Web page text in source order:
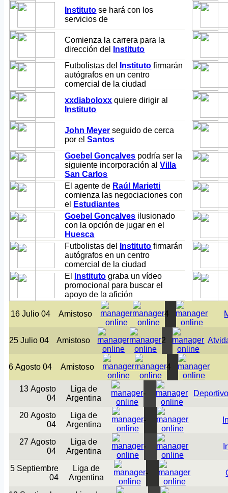
Instituto se hará con los
servicios de
Comienza la carrera para la
dirección del
Instituto
Futbolistas del
Instituto firmarán
autógrafos en un centro
comercial de la ciudad
xxdiaboloxx quiere dirigir al
Instituto
John Meyer seguido de cerca
por elSantos
Goebel Gonçalves podría ser la
siguiente incorporación alVilla
San Carlos
El agente de Raúl Marietti
comienza las negociaciones con
el
Estudiantes
Goebel Gonçalves ilusionado
con la opción de jugar en el
Huesca
Futbolistas del
Instituto firmarán
autógrafos en un centro
comercial de la ciudad
El
Instituto graba un vídeo
promocional para buscar el
apoyo de la afición
16 Julio 04 Amistoso 4
25 Julio 04 Amistoso 2
6 Agosto 04 Amistoso 4
13 Agosto
04
Liga de
Argentina
-
20 Agosto
04
Liga de
Argentina
-
27 Agosto
04
Liga de
Argentina
-
5 Septiembre
04
Liga de
Argentina
-